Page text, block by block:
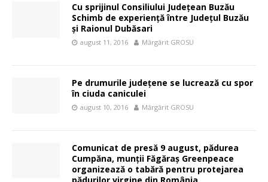
Cu sprijinul Consiliului Județean Buzău
Schimb de experiență între Județul Buzău
și Raionul Dubăsari
august 11, 2016 Mărgărit GROSU
Pe drumurile județene se lucrează cu spor
în ciuda caniculei
august 10, 2016 Mărgărit GROSU
Comunicat de presă 9 august, pădurea
Cumpăna, munții Făgăraș Greenpeace
organizează o tabără pentru protejarea
pădurilor virgine din România